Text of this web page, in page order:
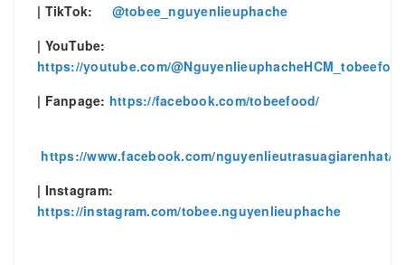
| TikTok: @tobee_nguyenlieuphache
| YouTube:
https://youtube.com/
| Fanpage: https://facebook.com/tobeefood/
https://www.facebook.com/nguyenlieutrasuagiarenhat/
| Instagram:
https://instagram.com/tobee.nguyenlieuphache